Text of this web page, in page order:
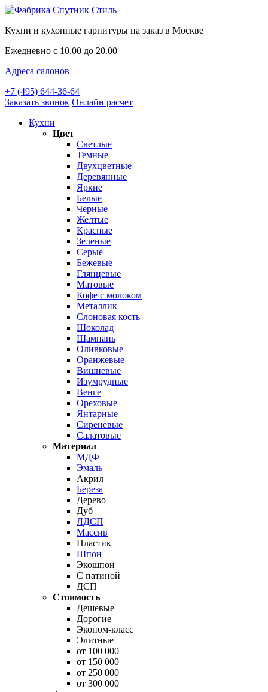
Кухни и кухонные гарнитуры на заказ в Москве
Ежедневно с 10.00 до 20.00
Адреса салонов
+7 (495) 644-36-64
Заказать звонок Онлайн расчет
Кухни
Цвет
Светлые
Темные
Двухцветные
Деревянные
Яркие
Белые
Черные
Желтые
Красные
Зеленые
Серые
Бежевые
Глянцевые
Матовые
Кофе с молоком
Металлик
Слоновая кость
Шоколад
Шампань
Оливковые
Оранжевые
Вишневые
Изумрудные
Венге
Ореховые
Янтарные
Сиреневые
Салатовые
Материал
МДФ
Эмаль
Акрил
Береза
Дерево
Дуб
ЛДСП
Массив
Пластик
Шпон
Экошпон
С патиной
ДСП
Стоимость
Дешевые
Дорогие
Эконом-класс
Элитные
от 100 000
от 150 000
от 250 000
от 300 000